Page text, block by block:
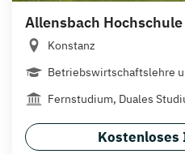
Allensbach Hochschule
Konstanz
Betriebswirtschaftslehre
Fernstudium, Duales